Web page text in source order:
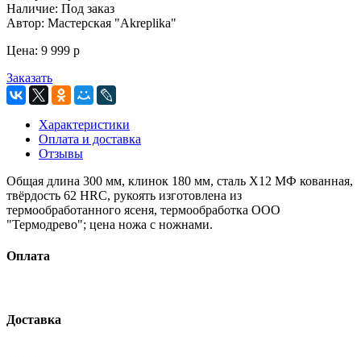
Наличие: Под заказ
Автор: Мастерская "Akreplika"
Цена: 9 999 p
Заказать
Характеристики
Оплата и доставка
Отзывы
Общая длина 300 мм, клинок 180 мм, сталь Х12 МФ кованная,
твёрдость 62 HRC, рукоять изготовлена из
термообработанного ясеня, термообработка ООО
"Термодрево"; цена ножа с ножнами.
Оплата
Доставка